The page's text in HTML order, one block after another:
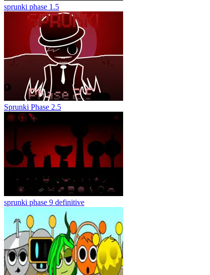
sprunki phase 1.5
Sprunki Phase 2.5
sprunki phase 9 definitive